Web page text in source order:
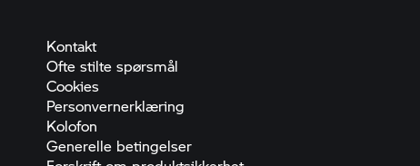
Kontakt
Ofte stilte spørsmål
Cookies
Personvernerklæring
Kolofon
Generelle betingelser